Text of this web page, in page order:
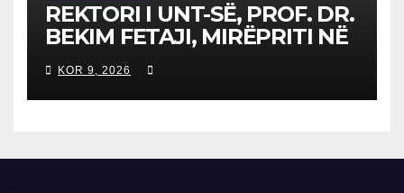
REKTORI I UNT-SË, PROF. DR.
BEKIM FETAJI, MIRËPRITI NË
TAKIM ZYRTAR DREJTORIN E
SH.A MEPSO, DR. BURIM
LATIFIN
KOR 9, 2026